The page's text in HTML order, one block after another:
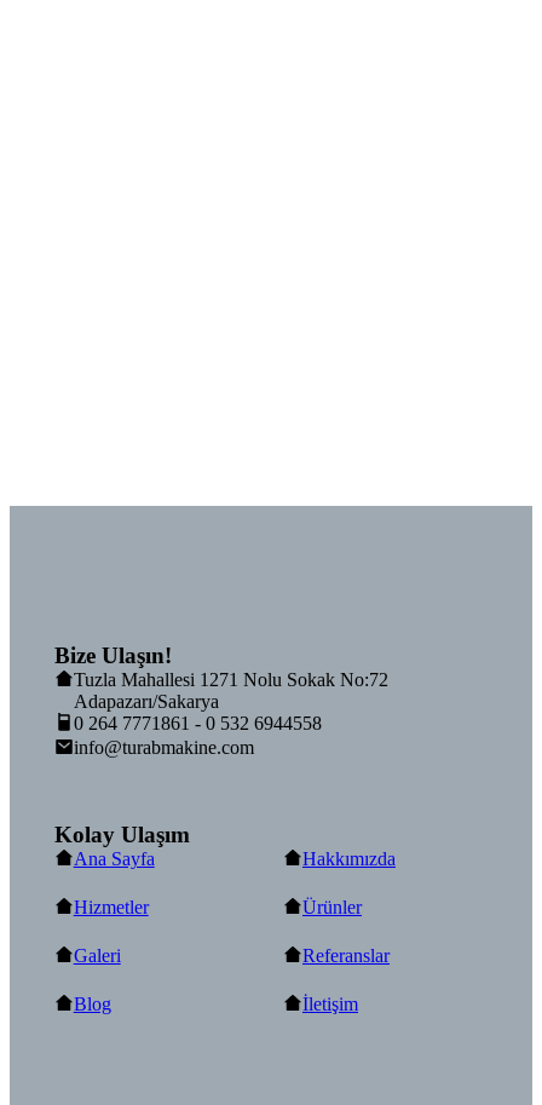
Bize Ulaşın!
Tuzla Mahallesi 1271 Nolu Sokak No:72
Adapazarı/Sakarya
0 264 7771861 - 0 532 6944558
info@turabmakine.com
Kolay Ulaşım
Ana Sayfa Hakkımızda
Hizmetler Ürünler
Galeri Referanslar
Blog İletişim